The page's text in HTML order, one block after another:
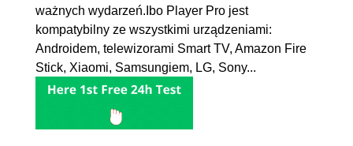
ważnych wydarzeń.Ibo Player Pro jest
kompatybilny ze wszystkimi urządzeniami:
Androidem, telewizorami Smart TV, Amazon Fire
Stick, Xiaomi, Samsungiem, LG, Sony...